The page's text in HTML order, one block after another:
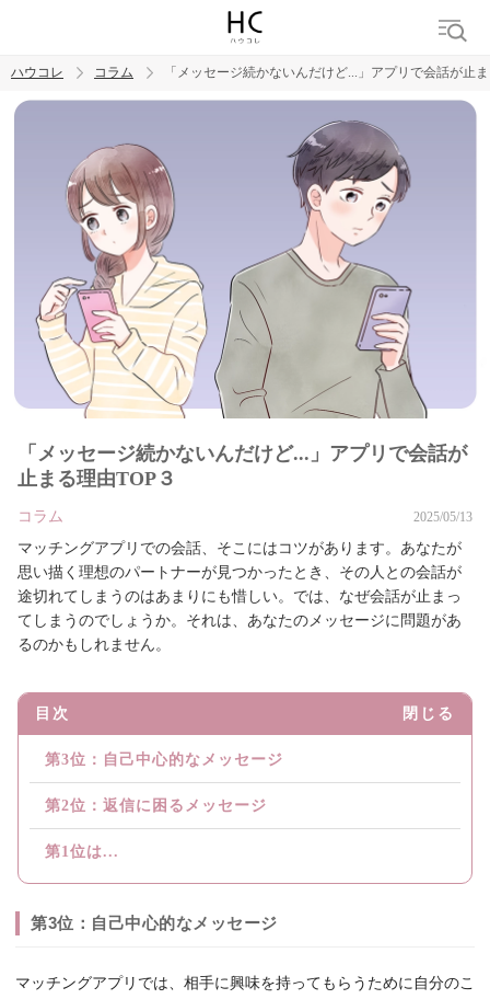
トレンド ワード
男の本音 男ウケ イイ女 婚活
ハウコレ コラム 「メッセージ続かないんだけど...」アプリで会話が止
「メッセージ続かないんだけど...」アプリで会話が
止まる理由TOP３
コラム 2025/05/13
マッチングアプリでの会話、そこにはコツがあります。あなたが
思い描く理想のパートナーが見つかったとき、その人との会話が
途切れてしまうのはあまりにも惜しい。では、なぜ会話が止まっ
てしまうのでしょうか。それは、あなたのメッセージに問題があ
るのかもしれません。
目次 閉じる
第3位：自己中心的なメッセージ
第2位：返信に困るメッセージ
第1位は...
第3位：自己中心的なメッセージ
マッチングアプリでは、相手に興味を持ってもらうために自分のこ